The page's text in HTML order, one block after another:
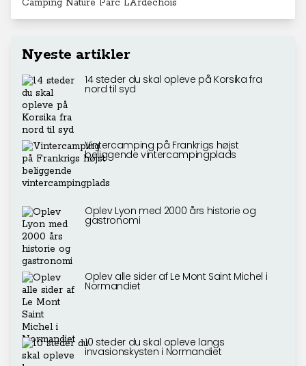
Camping Nature Parc L’Ardéchois
Nyeste artikler
14 steder du skal opleve på Korsika fra
nord til syd
Vintercamping på Frankrigs højst
beliggende vintercampingplads
Oplev Lyon med 2000 års historie og
gastronomi
Oplev alle sider af Le Mont Saint Michel i
Normandiet
10 steder du skal opleve langs
invasionskysten i Normandiet